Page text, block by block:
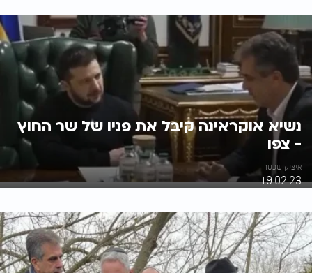
נשיא אוקראינה קיבל את פניו של שר החוץ
- צפו
איציק שכטר
19.02.23